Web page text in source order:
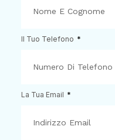
Il Tuo Telefono
La Tua Email